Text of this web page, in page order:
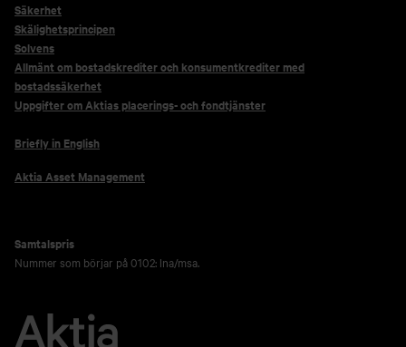
Säkerhet
Skälighetsprincipen
Solvens
Allmänt om bostadskrediter och konsumentkrediter med
bostadssäkerhet
Uppgifter om Aktias placerings- och fondtjänster
Briefly in English
Aktia Asset Management
Samtalspris
Nummer som börjar på 0102: lna/msa.